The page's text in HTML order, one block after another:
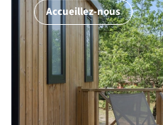
Accueillez-nous